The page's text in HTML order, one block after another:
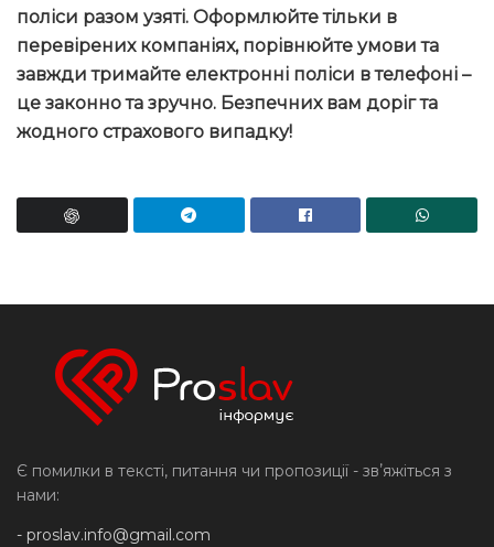
поліси разом узяті. Оформлюйте тільки в
перевірених компаніях, порівнюйте умови та
завжди тримайте електронні поліси в телефоні –
це законно та зручно. Безпечних вам доріг та
жодного страхового випадку!
Є помилки в тексті, питання чи пропозиції - звʼяжіться з
нами:
- proslav.info@gmail.com